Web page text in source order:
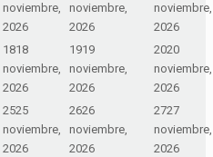
noviembre,
2026
noviembre,
2026
noviembre,
2026
1818
noviembre,
2026
1919
noviembre,
2026
2020
noviembre,
2026
2525
noviembre,
2026
2626
noviembre,
2026
2727
noviembre,
2026